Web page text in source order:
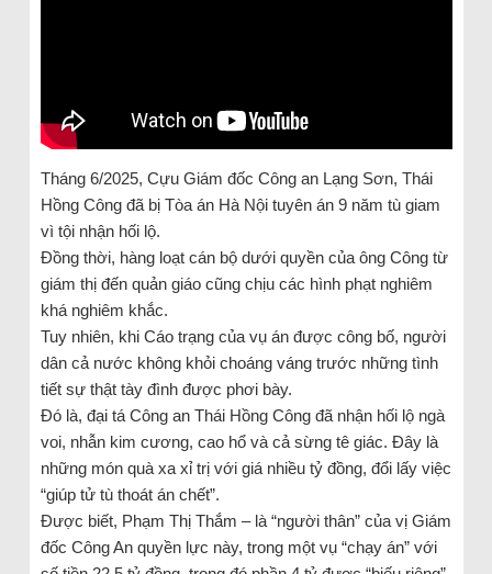
Tháng 6/2025, Cựu Giám đốc Công an Lạng Sơn, Thái
Hồng Công đã bị Tòa án Hà Nội tuyên án 9 năm tù giam
vì tội nhận hối lộ.
Đồng thời, hàng loạt cán bộ dưới quyền của ông Công từ
giám thị đến quản giáo cũng chịu các hình phạt nghiêm
khá nghiêm khắc.
Tuy nhiên, khi Cáo trạng của vụ án được công bố, người
dân cả nước không khỏi choáng váng trước những tình
tiết sự thật tày đình được phơi bày.
Đó là, đại tá Công an Thái Hồng Công đã nhận hối lộ ngà
voi, nhẫn kim cương, cao hổ và cả sừng tê giác. Đây là
những món quà xa xỉ trị với giá nhiều tỷ đồng, đổi lấy việc
“giúp tử tù thoát án chết”.
Được biết, Phạm Thị Thắm – là “người thân” của vị Giám
đốc Công An quyền lực này, trong một vụ “chạy án” với